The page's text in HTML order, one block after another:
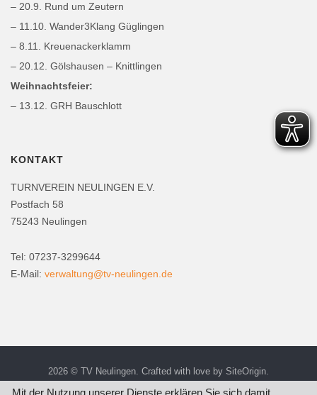
– 20.9. Rund um Zeutern
– 11.10. Wander3Klang Güglingen
– 8.11. Kreuenackerklamm
– 20.12. Gölshausen – Knittlingen
Weihnachtsfeier:
– 13.12. GRH Bauschlott
KONTAKT
TURNVEREIN NEULINGEN E.V.
Postfach 58
75243 Neulingen
Tel: 07237-3299644
E-Mail: verwaltung@tv-neulingen.de
2026 © TV Neulingen. Crafted with love by SiteOrigin.
Mit der Nutzung unserer Dienste erklären Sie sich damit